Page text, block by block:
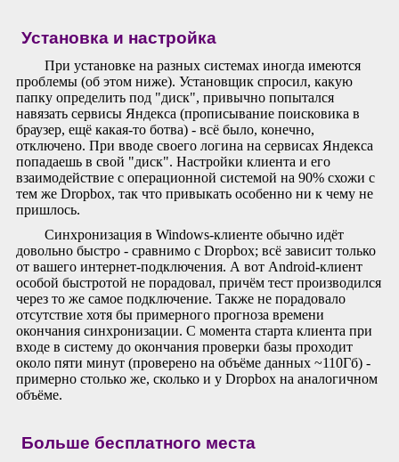
Установка и настройка
При установке на разных системах иногда имеются
проблемы (об этом ниже). Установщик спросил, какую
папку определить под "диск", привычно попытался
навязать сервисы Яндекса (прописывание поисковика в
браузер, ещё какая-то ботва) - всё было, конечно,
отключено. При вводе своего логина на сервисах Яндекса
попадаешь в свой "диск". Настройки клиента и его
взаимодействие с операционной системой на 90% схожи с
тем же Dropbox, так что привыкать особенно ни к чему не
пришлось.
Синхронизация в Windows-клиенте обычно идёт
довольно быстро - сравнимо с Dropbox; всё зависит только
от вашего интернет-подключения. А вот Android-клиент
особой быстротой не порадовал, причём тест производился
через то же самое подключение. Также не порадовало
отсутствие хотя бы примерного прогноза времени
окончания синхронизации. С момента старта клиента при
входе в систему до окончания проверки базы проходит
около пяти минут (проверено на объёме данных ~110Гб) -
примерно столько же, сколько и у Dropbox на аналогичном
объёме.
Больше бесплатного места